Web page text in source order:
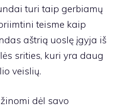
turi taip gerbiamų
teisme kaip
aštrią uoslę įgyja iš
srities, kuri yra daug
veislių.
dėl savo